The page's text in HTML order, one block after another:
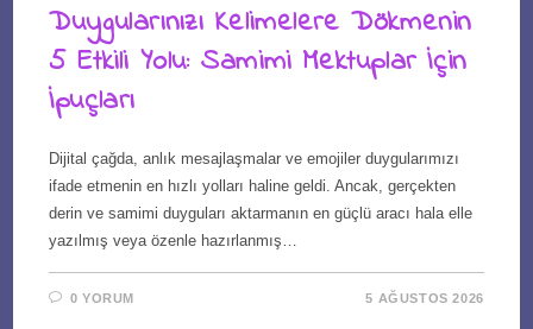
Duygularınızı Kelimelere Dökmenin
5 Etkili Yolu: Samimi Mektuplar İçin
İpuçları
Dijital çağda, anlık mesajlaşmalar ve emojiler duygularımızı
ifade etmenin en hızlı yolları haline geldi. Ancak, gerçekten
derin ve samimi duyguları aktarmanın en güçlü aracı hala elle
yazılmış veya özenle hazırlanmış…
0 YORUM 5 AĞUSTOS 2026